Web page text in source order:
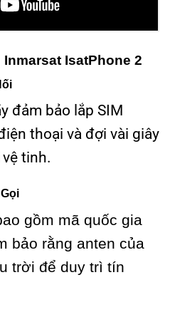
IsatPhone 2
đảm bảo lắp SIM
thoại và đợi vài giây
tinh.
gồm mã quốc gia
bảo rằng anten của
trời để duy trì tín